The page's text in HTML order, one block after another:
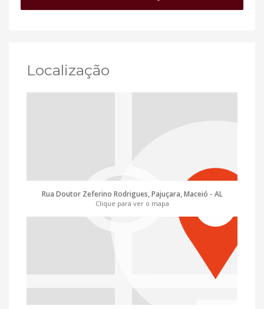
Localização
Rua Doutor Zeferino Rodrigues, Pajuçara, Maceió - AL
Clique para ver o mapa